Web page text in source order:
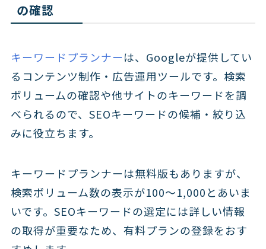
の確認
キーワードプランナーは、Googleが提供してい
るコンテンツ制作・広告運用ツールです。検索
ボリュームの確認や他サイトのキーワードを調
べられるので、SEOキーワードの候補・絞り込
みに役立ちます。
キーワードプランナーは無料版もありますが、
検索ボリューム数の表示が100〜1,000とあいま
いです。SEOキーワードの選定には詳しい情報
の取得が重要なため、有料プランの登録をおす